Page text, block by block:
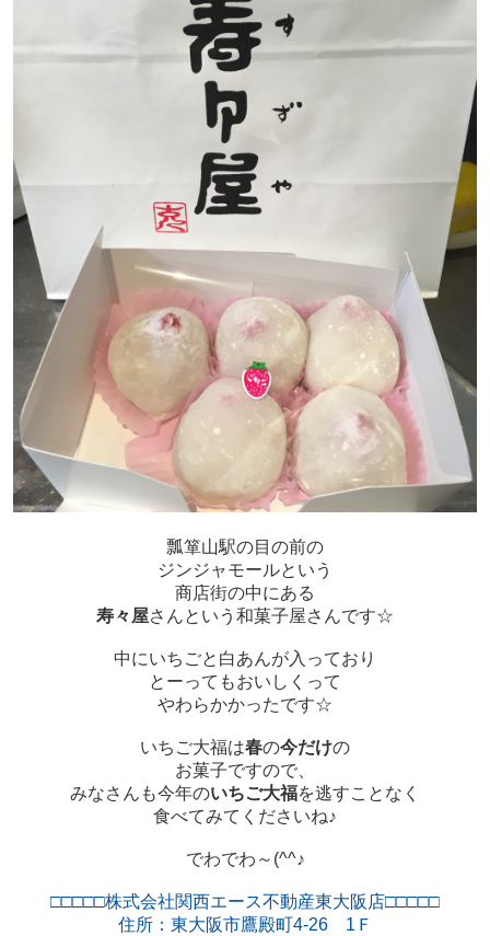
瓢箪山駅の目の前の
ジンジャモールという
商店街の中にある
寿々屋さんという和菓子屋さんです☆
中にいちごと白あんが入っており
とーってもおいしくって
やわらかかったです☆
いちご大福は春の今だけの
お菓子ですので、
みなさんも今年のいちご大福を逃すことなく
食べてみてくださいね♪
でわでわ～(^^♪
□□□□□株式会社関西エース不動産東大阪店□□□□□
住所：東大阪市鷹殿町4-26 1Ｆ